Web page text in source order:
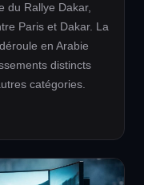
du Rallye Dakar,
Paris et Dakar. La
en Arabie
distincts
catégories.